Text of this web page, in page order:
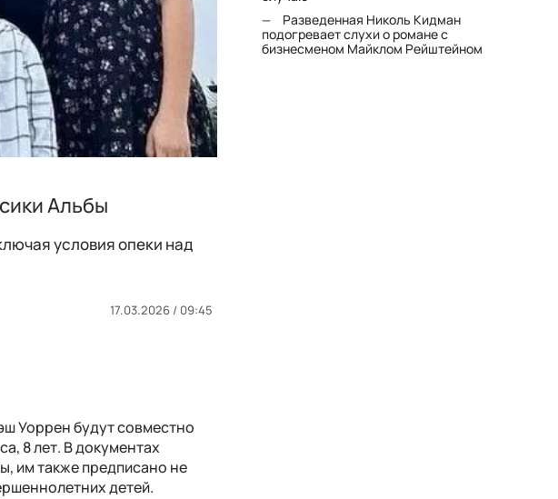
Альбы
условия опеки над
17.03.2026 / 09:45
Уоррен будут совместно
8 лет. В документах
им также предписано не
детей.
Разведенная Николь Кидман
подогревает слухи о романе с
бизнесменом Майклом Рейштейном